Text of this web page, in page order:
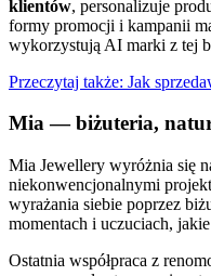
klientów, personalizuje
formy promocji i kampanii
wykorzystują AI marki z tej
Przeczytaj także: Jak
Mia — biżuteria,
Mia Jewellery wyróżnia się
niekonwencjonalnymi
wyrażania siebie poprzez
momentach i uczuciach,
Ostatnia współpraca z